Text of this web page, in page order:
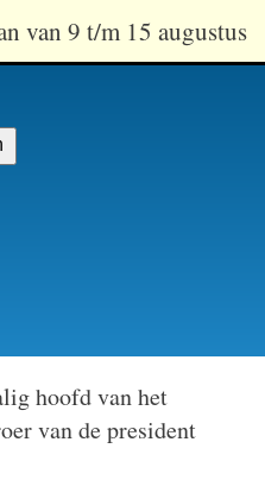
van 9 t/m 15 augustus
hoofd van het
van de president